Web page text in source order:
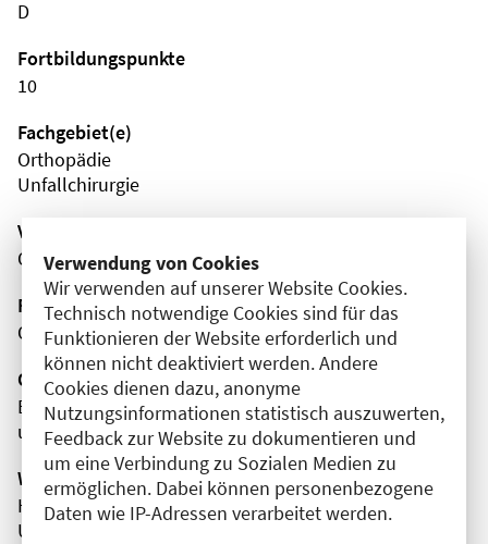
Verwendung von Cookies
Wir verwenden auf unserer Website Cookies.
Technisch notwendige Cookies sind für das
Funktionieren der Website erforderlich und
können nicht deaktiviert werden. Andere
Cookies dienen dazu, anonyme
Nutzungsinformationen statistisch auszuwerten,
Feedback zur Website zu dokumentieren und
um eine Verbindung zu Sozialen Medien zu
ermöglichen. Dabei können personenbezogene
Daten wie IP-Adressen verarbeitet werden.
D
Fortbildungspunkte
10
Fachgebiet(e)
Orthopädie
Unfallchirurgie
Veranstaltungsort
Online
Fortbildungsformat
Online
Organisator(en)
Berufsverband für Orthopädie
und Unfallchirurgie e. V. (BVOU)
Wissenschaftliche Leitung
Herr Priv.-Doz. Dr. med. Matthias Krause
Universitätsklinikum Hamburg-Eppendorf